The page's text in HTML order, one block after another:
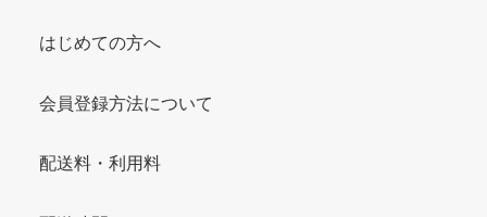
はじめての方へ
会員登録方法について
配送料・利用料